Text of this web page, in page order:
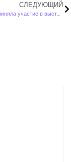
СЛЕДУЮЩИЙ
Компания ITS приняла участие в выставке MEFTEC 2010